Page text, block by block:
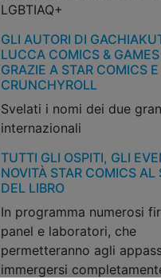
LGBTIAQ+
GLI AUTORI DI
LUCCA COMICS &
GRAZIE A STAR COMICS E
CRUNCHYROLL
Svelati i nomi dei due
internazionali
TUTTI GLI OSPITI, GLI
NOVITÀ STAR COMICS AL
DEL LIBRO
In programma numerosi
panel e laboratori, che
permetteranno agli
immergersi